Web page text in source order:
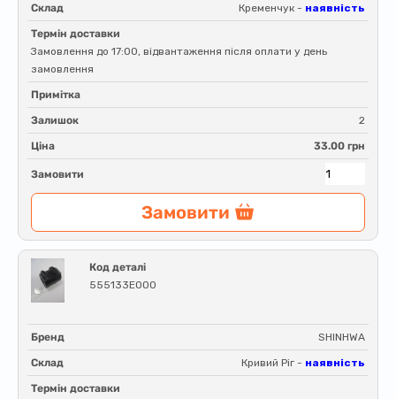
Склад Кременчук - наявність
Термін доставки
Замовлення до 17:00, відвантаження після оплати у день
замовлення
Примітка
Залишок 2
Ціна 33.00 грн
Замовити
Замовити
Код деталі
555133E000
Бренд SHINHWA
Склад Кривий Ріг - наявність
Термін доставки